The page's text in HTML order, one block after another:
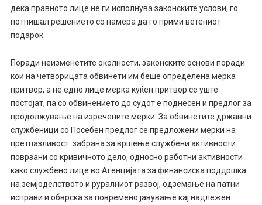
дека правното лице не ги исполнува законските услови, го
потпишал решението со намера да го прими ветениот
подарок.
Поради неизменетите околности, законските основи поради
кои на четворицата обвинети им беше определена мерка
притвор, а не едно лице мерка куќен притвор се уште
постојат, па со обвинението до судот е поднесен и предлог за
продолжување на изречените мерки. За обвинетите државни
службеници со Посебен предлог се предложени мерки на
претпазливост: забрана за вршење службени активности
поврзани со кривичното дело, односно работни активности
како службено лице во Агенцијата за финансиска поддршка
на земјоделството и руралниот развој, одземање на патни
исправи и обврска за повремено јавување кај надлежен